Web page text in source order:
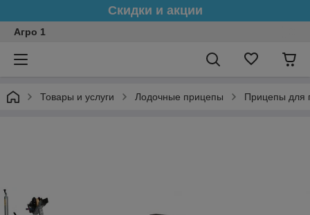
Скидки и акции
Агро 1
Товары и услуги Лодочные прицепы Прицепы для